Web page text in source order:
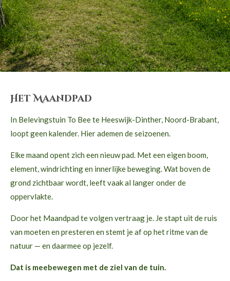
Het Maandpad
In Belevingstuin To Bee te Heeswijk-Dinther, Noord-Brabant,
loopt geen kalender. Hier ademen de seizoenen.
Elke maand opent zich een nieuw pad. Met een eigen boom,
element, windrichting en innerlijke beweging. Wat boven de
grond zichtbaar wordt, leeft vaak al langer onder de
oppervlakte.
Door het Maandpad te volgen vertraag je. Je stapt uit de ruis
van moeten en presteren en stemt je af op het ritme van de
natuur — en daarmee op jezelf.
Dat is meebewegen met de ziel van de tuin.